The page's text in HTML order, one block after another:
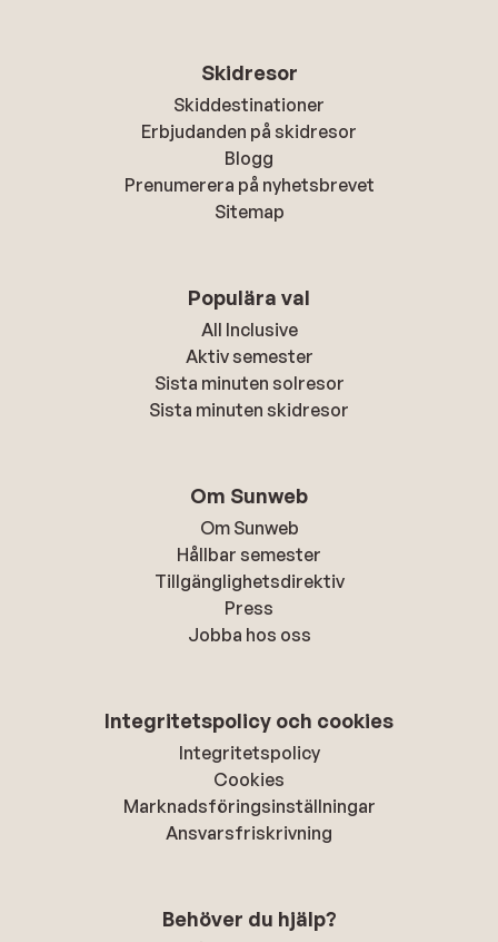
Skidresor
Skiddestinationer
Erbjudanden på skidresor
Blogg
Prenumerera på nyhetsbrevet
Sitemap
Populära val
All Inclusive
Aktiv semester
Sista minuten solresor
Sista minuten skidresor
Om Sunweb
Om Sunweb
Hållbar semester
Tillgänglighetsdirektiv
Press
Jobba hos oss
Integritetspolicy och cookies
Integritetspolicy
Cookies
Marknadsföringsinställningar
Ansvarsfriskrivning
Behöver du hjälp?